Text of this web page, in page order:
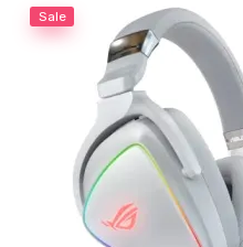
Sale